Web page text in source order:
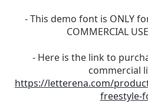
- This demo font is ONLY
COMMERCIAL
- Here is the link to
commercial
https://letterena.com/
freestyle-